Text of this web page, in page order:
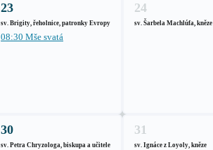
23
sv. Brigity, řeholnice, patronky Evropy
08:30 Mše svatá
24
sv. Šarbela Machlúfa, kněze
30
sv. Petra Chryzologa, biskupa a učitele
31
sv. Ignáce z Loyoly, kněze